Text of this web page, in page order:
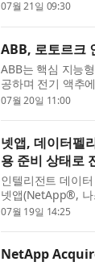
Korea)를 인수했
07월 21일 09:30
ABB, 로토르크
ABB는 핵심 지능
공하며 전기 액추
제조업체인 로토
07월 20일 11:00
넷앱, 데이터펠
용 준비 상태로
인텔리전트 데이
넷앱(NetApp®, 나
처리 병목 현상을
07월 19일 14:25
NetApp